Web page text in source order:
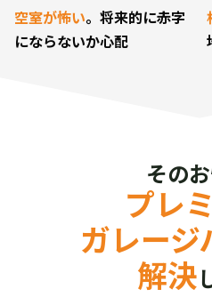
空室が怖い。将来的に赤字
にならないか心配
その
プレ
ガレージ
解決